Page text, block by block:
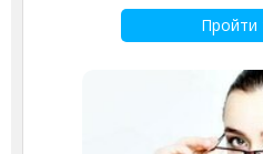
Пройти